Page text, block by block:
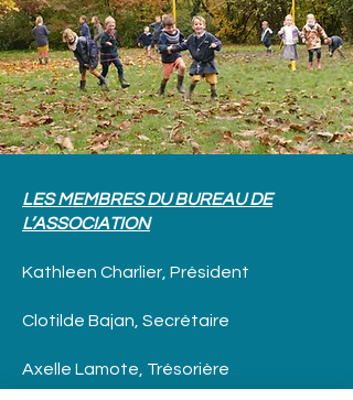
LES MEMBRES DU BUREAU DE
L’ASSOCIATION
Kathleen Charlier, Président
Clotilde Bajan, Secrétaire
Axelle Lamote, Trésorière